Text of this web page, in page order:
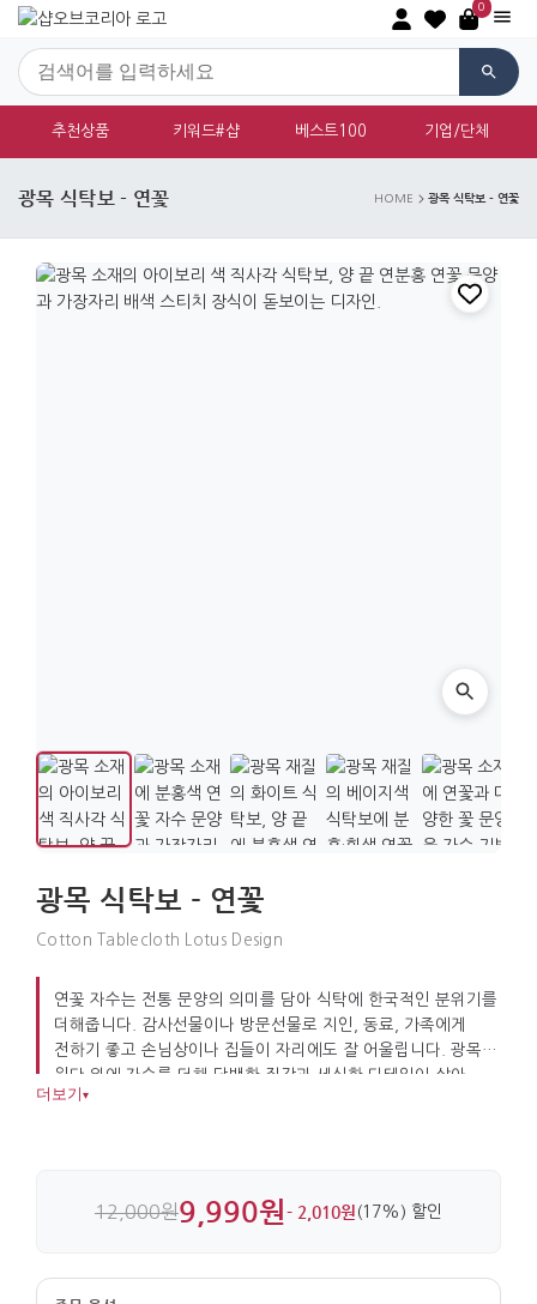
0
추천상품 키워드#샵 베스트100 기업/단체
광목 식탁보 - 연꽃 HOME 광목 식탁보 - 연꽃
광목 식탁보 - 연꽃
Cotton Tablecloth Lotus Design
연꽃 자수는 전통 문양의 의미를 담아 식탁에 한국적인 분위기를
더해줍니다. 감사선물이나 방문선물로 지인, 동료, 가족에게
전하기 좋고 손님상이나 집들이 자리에도 잘 어울립니다. 광목
원단 위에 자수를 더해 담백한 질감과 세심한 디테일이 살아
있습니다.
더보기 ▾
12,000원9,990원- 2,010원 (17%) 할인